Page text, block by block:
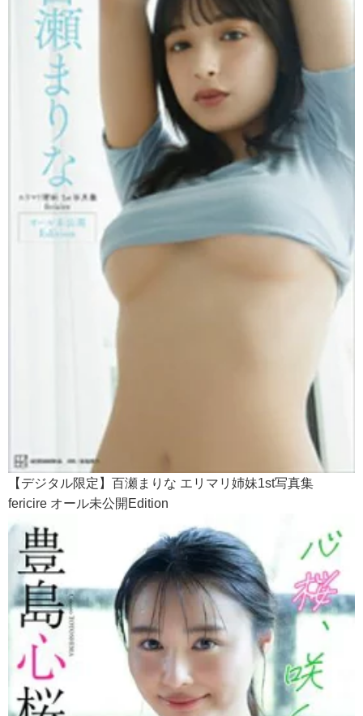
【デジタル限定】百瀬まりな エリマリ姉妹1st写真集
fericire オール未公開Edition